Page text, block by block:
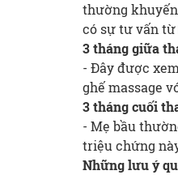
thường
có sự tư vấn từ
3 tháng giữa
- Đây được
ghế massage
3 tháng cuối
- Mẹ bầu
triệu chứng
Những lưu ý